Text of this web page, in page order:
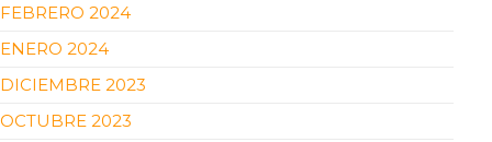
FEBRERO 2024
ENERO 2024
DICIEMBRE 2023
OCTUBRE 2023